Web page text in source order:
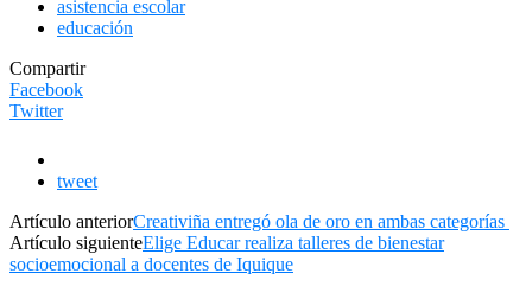
asistencia escolar
educación
Compartir
Facebook
Twitter
tweet
Artículo anteriorCreativiña entregó ola de oro en ambas categorías
Artículo siguienteElige Educar realiza talleres de bienestar
socioemocional a docentes de Iquique